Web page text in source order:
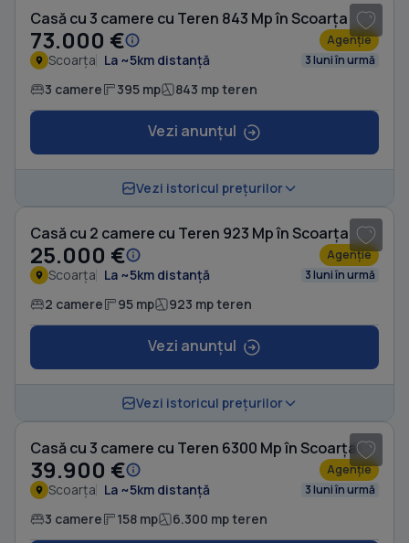
Casă cu 3 camere cu Teren 843 Mp în Scoarța
73.000 € Agenție
Scoarța La ~5km distanță 3 luni în urmă
3 camere 395 mp 843 mp teren
Vezi anunțul
Vezi istoricul prețurilor
Casă cu 2 camere cu Teren 923 Mp în Scoarța
25.000 € Agenție
Scoarța La ~5km distanță 3 luni în urmă
2 camere 95 mp 923 mp teren
Vezi anunțul
Vezi istoricul prețurilor
Casă cu 3 camere cu Teren 6300 Mp în Scoarța
39.900 € Agenție
Scoarța La ~5km distanță 3 luni în urmă
3 camere 158 mp 6.300 mp teren